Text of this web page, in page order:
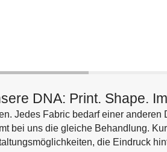
DNA: Print. Shape.
Jedes Fabric bedarf einer
bei uns die gleiche Behandlung.
die Eindruck